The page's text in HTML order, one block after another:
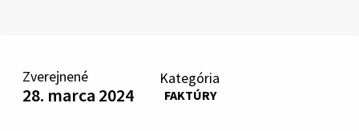
Zverejnené
28. marca 2024
Kategória
FAKTÚRY